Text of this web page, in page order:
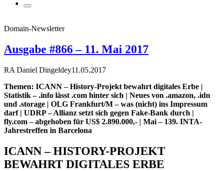
Domain-Newsletter
Ausgabe #866 – 11. Mai 2017
RA Daniel Dingeldey11.05.2017
Themen: ICANN – History-Projekt bewahrt digitales Erbe |
Statistik – .info lässt .com hinter sich | Neues von .amazon, .idn
und .storage | OLG Frankfurt/M – was (nicht) ins Impressum
darf | UDRP – Allianz setzt sich gegen Fake-Bank durch |
fly.com – abgehoben für US$ 2.890.000,- | Mai – 139. INTA-
Jahrestreffen in Barcelona
ICANN – HISTORY-PROJEKT
BEWAHRT DIGITALES ERBE